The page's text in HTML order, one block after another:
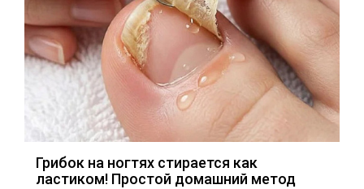
Грибок на ногтях стирается как
ластиком! Простой домашний метод